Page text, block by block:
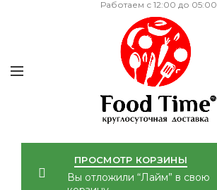
Работаем с 12:00 до 05:00
ПРОСМОТР КОРЗИНЫ
Вы отложили “Лайм” в свою